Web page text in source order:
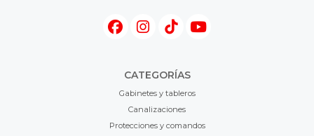
CATEGORÍAS
Gabinetes y tableros
Canalizaciones
Protecciones y comandos